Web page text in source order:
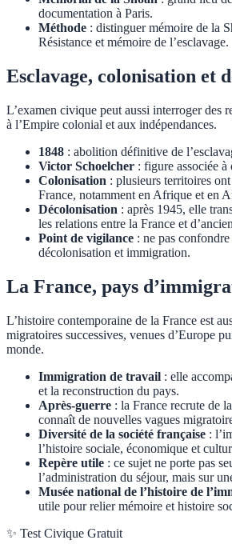
documentation à Paris.
Méthode : distinguer mémoire de la
Résistance et mémoire de l’esclavage.
Esclavage, colonisation et
L’examen civique peut aussi interroger des
à l’Empire colonial et aux indépendances.
1848 : abolition définitive de
Victor Schoelcher : figure associée
Colonisation : plusieurs territoires
France, notamment en Afrique et en
Décolonisation : après 1945, elle
les relations entre la France et
Point de vigilance : ne pas
décolonisation et immigration.
La France, pays
L’histoire contemporaine de la France est
migratoires successives, venues d’Europe
monde.
Immigration de travail : elle
et la reconstruction du pays.
Après-guerre : la France recrute de
connaît de nouvelles vagues
Diversité de la société française :
l’histoire sociale, économique et
Repère utile : ce sujet ne porte pas
l’administration du séjour, mais sur
Musée national de l’histoire de
utile pour relier mémoire et histoire
✨ Test Civique Gratuit